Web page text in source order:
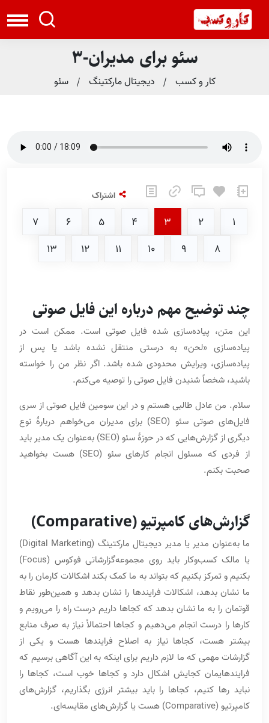
سئو برای مدیران-3
کار و کسب دیجیتال مارکتینگ سئو
اشتراک
1
2
3
4
5
6
7
8
9
10
11
12
13
چند توضیح مهم درباره این فایل صوتی
این متن، پیاده‌سازی شده فایل صوتی است. ممکن است در
پیاده‌سازی «لحن» به درستی منتقل نشده باشد یا پس از
پیاده‌سازی، ویرایش محدودی شده باشد. اگر نظر من را خواسته
باشید، شخصاً شنیدن فایل صوتی را توصیه می‌کنم.
سلام. من عادل طالبی هستم و در این سومین فایل صوتی از سری
فایل‌های صوتی سئو (SEO) برای مدیران می‌خواهم دربارۀ نوع
دیگری از گزارش‌هایی که در حوزۀ سئو (SEO) به‌عنوان یک مدیر باید
از فردی که مسئول انجام کارهای سئو (SEO) هست بخواهید
صحبت بکنم.
گزارش‌های کامپرتیو (Comparative)
ما به‌عنوان مدیر یا مدیر دیجیتال مارکتینگ (Digital Marketing)
یا مالک کسب‌وکار باید روی مجموعه‌گزارشاتی فوکوس (Focus)
بکنیم و تمرکز بکنیم که بتواند به ما کمک بکند اشکالات کارمان را به
ما نشان بدهد، اشکالات فرایندها را نشان بدهد و همین‌طور نقاط
قوتمان را به ما نشان بدهد که کجاها داریم درست راه را می‌رویم و
کارها را درست انجام می‌دهیم و کجاها احتمالاً نیاز به صرف منابع
بیشتر هست، کجاها نیاز به اصلاح فرایندها هست و یکی از
گزارشات مهمی که ما لازم داریم برای اینکه به این آگاهی برسیم که
فرایندهایمان کجایش اشکال دارد و کجاها خوب است، کجاها را
نباید رها کنیم، کجاها را باید بیشتر انرژی بگذاریم، گزارش‌های
کامپرتیو (Comparative) هست یا گزارش‌های مقایسه‌ای.